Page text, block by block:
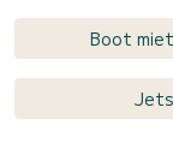
Boot